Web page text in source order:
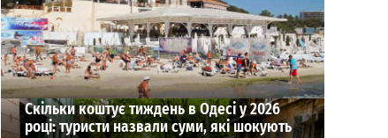
31-07-2026 в 19:38
ВИБІР РЕДАКЦІЇ
Скільки коштує тиждень в Одесі у 2026
році: туристи назвали суми, які шокують